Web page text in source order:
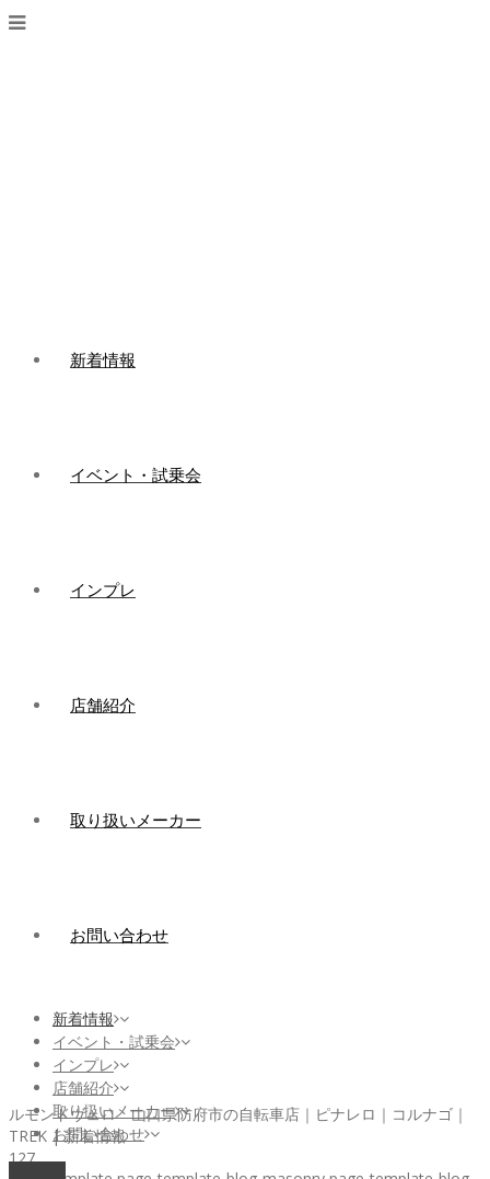
新着情報
イベント・試乗会
インプレ
店舗紹介
取り扱いメーカー
お問い合わせ
新着情報
イベント・試乗会
インプレ
店舗紹介
取り扱いメーカー
お問い合わせ
ルモンドヴェロ 山口県防府市の自転車店｜ピナレロ｜コルナゴ｜
TREK | 新着情報
127